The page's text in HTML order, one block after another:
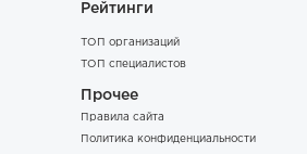
Рейтинги
ТОП организаций
ТОП специалистов
Прочее
Правила сайта
Политика конфиденциальности